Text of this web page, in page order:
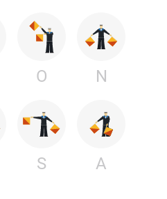
O N
S A